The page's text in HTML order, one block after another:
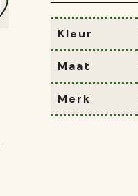
Kleur
Maat
Merk